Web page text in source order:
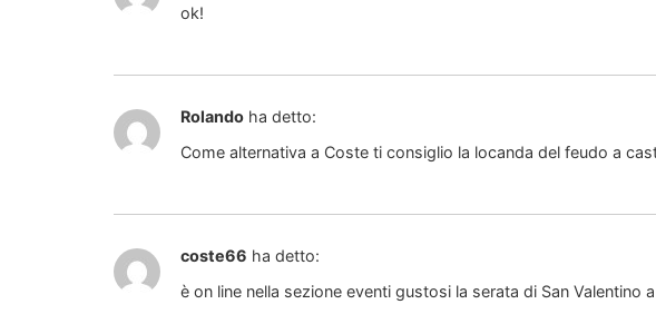
ok!
Rolando ha detto:
Come alternativa a Coste ti consiglio la locanda del feudo a
coste66 ha detto:
è on line nella sezione eventi gustosi la serata di San Valentino